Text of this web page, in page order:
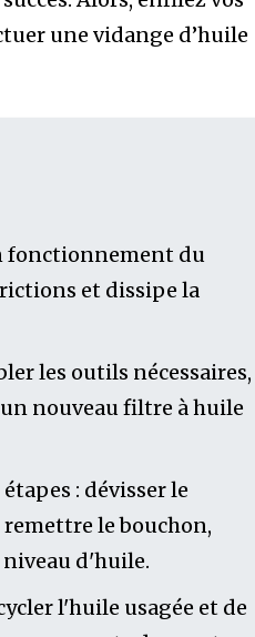
une vidange d’huile
fonctionnement du
et dissipe la
les outils nécessaires,
nouveau filtre à huile
: dévisser le
le bouchon,
d'huile.
l'huile usagée et de